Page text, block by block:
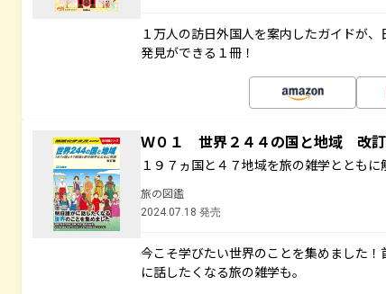
１万人の訪日外国人を案内したガイドが
発見ができる１冊！
Ｗ０１ 世界２４４の国と地域 改
１９７ヵ国と４７地域を旅の雑学とともに
旅の図鑑
2024.07.18 発売
今こそ学びたい世界のことを集めました
に話したくなる旅の雑学も。